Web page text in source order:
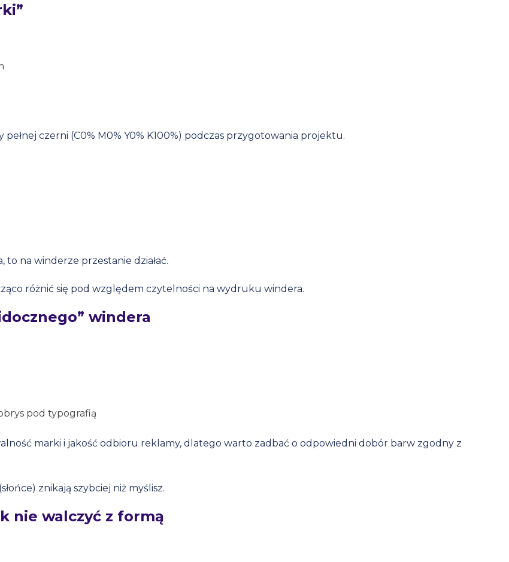
czerni (C0% M0% Y0% K100%) podczas przygotowania projektu.
na winderze przestanie działać.
różnić się pod względem czytelności na wydruku windera.
windera
pod typografią
marki i jakość odbioru reklamy, dlatego warto zadbać o odpowiedni dobór barw zgodny z
znikają szybciej niż myślisz.
nie walczyć z formą